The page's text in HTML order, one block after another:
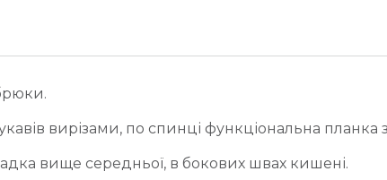
вирізами, по спинці функціональна планка
вище середньої, в бокових швах кишені.